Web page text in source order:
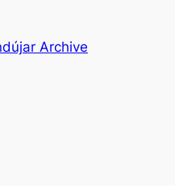
Archive